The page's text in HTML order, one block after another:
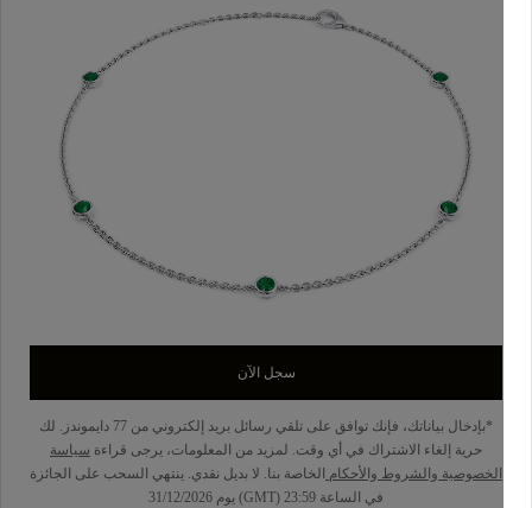
سجل الآن
*بإدخال بياناتك، فإنك توافق على تلقي رسائل بريد إلكتروني من 77 دايموندز. لك
حرية إلغاء الاشتراك في أي وقت. لمزيد من المعلومات، يرجى قراءةسياسة
الخصوصيةوالشروط والأحكامالخاصة بنا. لا بديل نقدي. ينتهي السحب على الجائزة
في الساعة 23:59 (GMT) يوم 31/12/2026